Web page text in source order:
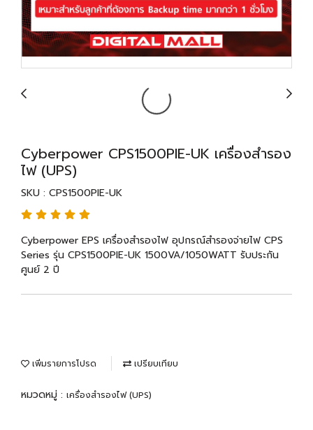
Cyberpower CPS1500PIE-UK เครื่องสำรอง
ไฟ (UPS)
SKU : CPS1500PIE-UK
Cyberpower EPS เครื่องสำรองไฟ อุปกรณ์สำรองจ่ายไฟ CPS
Series รุ่น CPS1500PIE-UK 1500VA/1050WATT รับประกัน
ศูนย์ 2 ปี
เพิ่มรายการโปรด เปรียบเทียบ
หมวดหมู่ : เครื่องสำรองไฟ (UPS)